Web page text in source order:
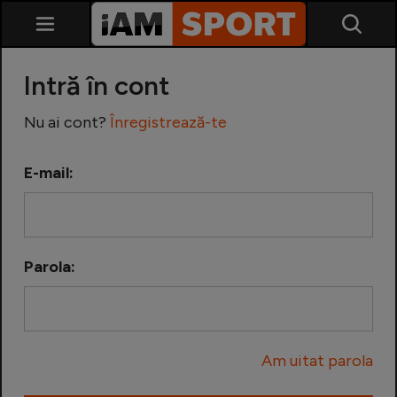
Echipa Națională
Intră în cont
Nu ai cont? Înregistrează-te
E-mail:
Parola:
Am uitat parola